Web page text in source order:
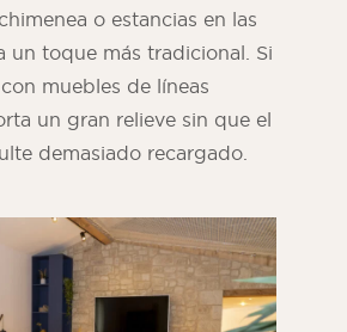
o estancias en las
un toque más tradicional. Si
muebles de líneas
un gran relieve sin que el
demasiado recargado.